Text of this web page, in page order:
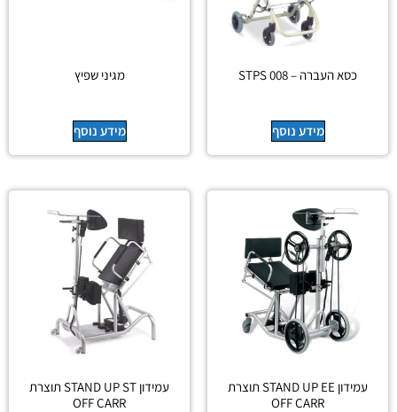
כסא העברה – STPS 008
מידע נוסף
מגיני שפיץ
מידע נוסף
עמידון STAND UP EE תוצרת
OFF CARR
עמידון STAND UP ST תוצרת
OFF CARR